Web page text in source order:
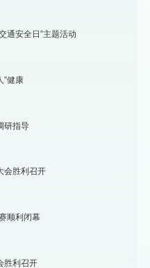
通安全日”主题活动
”健康
研指导
会胜利召开
顺利闭幕
胜利召开